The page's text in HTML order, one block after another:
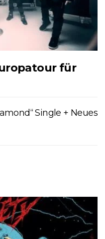
für
Single + Neues